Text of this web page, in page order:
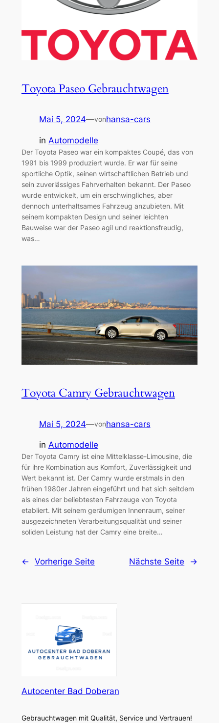
Toyota Paseo Gebrauchtwagen
Mai 5, 2024—vonhansa-cars
in Automodelle
Der Toyota Paseo war ein kompaktes Coupé, das von
1991 bis 1999 produziert wurde. Er war für seine
sportliche Optik, seinen wirtschaftlichen Betrieb und
sein zuverlässiges Fahrverhalten bekannt. Der Paseo
wurde entwickelt, um ein erschwingliches, aber
dennoch unterhaltsames Fahrzeug anzubieten. Mit
seinem kompakten Design und seiner leichten
Bauweise war der Paseo agil und reaktionsfreudig,
was…
Toyota Camry Gebrauchtwagen
Mai 5, 2024—vonhansa-cars
in Automodelle
Der Toyota Camry ist eine Mittelklasse-Limousine, die
für ihre Kombination aus Komfort, Zuverlässigkeit und
Wert bekannt ist. Der Camry wurde erstmals in den
frühen 1980er Jahren eingeführt und hat sich seitdem
als eines der beliebtesten Fahrzeuge von Toyota
etabliert. Mit seinem geräumigen Innenraum, seiner
ausgezeichneten Verarbeitungsqualität und seiner
soliden Leistung hat der Camry eine breite…
← Vorherige Seite Nächste Seite →
Autocenter Bad Doberan
Gebrauchtwagen mit Qualität, Service und Vertrauen!